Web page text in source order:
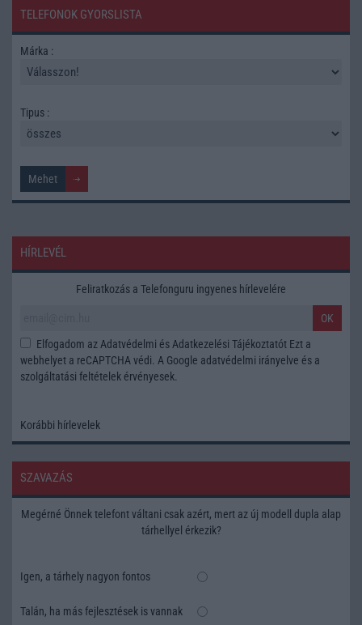
TELEFONOK GYORSLISTA
Márka :
Tipus :
HÍRLEVÉL
Feliratkozás a Telefonguru ingyenes hírlevelére
OK
Elfogadom az Adatvédelmi és Adatkezelési Tájékoztatót Ezt a
webhelyet a reCAPTCHA védi. A Google adatvédelmi irányelve és a
szolgáltatási feltételek érvényesek.
Korábbi hírlevelek
SZAVAZÁS
Megérné Önnek telefont váltani csak azért, mert az új modell dupla alap
tárhellyel érkezik?
Igen, a tárhely nagyon fontos
Talán, ha más fejlesztések is vannak